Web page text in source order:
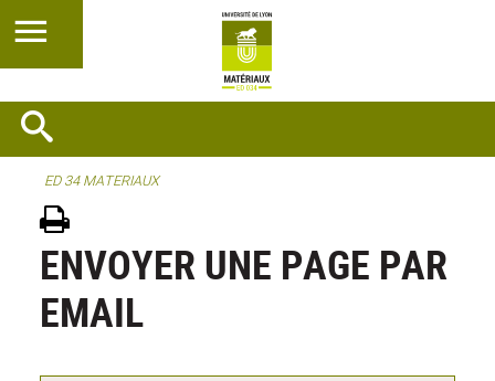
ED 34 MATERIAUX
ENVOYER UNE PAGE PAR
EMAIL